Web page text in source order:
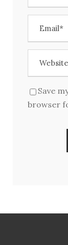
Save
browser